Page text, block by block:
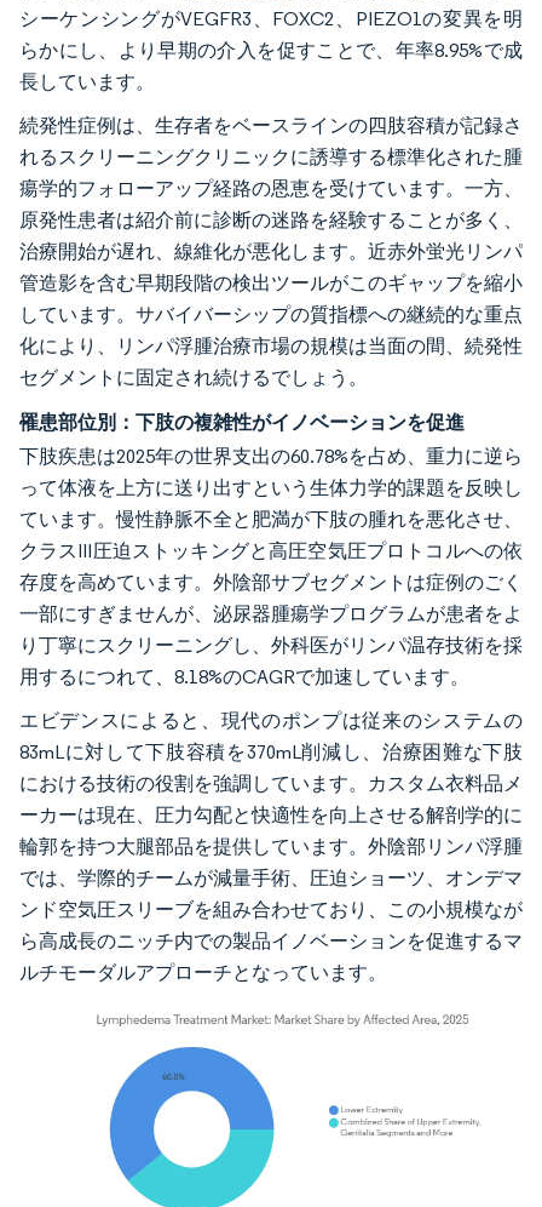
シーケンシングがVEGFR3、FOXC2、PIEZO1の変異を明
らかにし、より早期の介入を促すことで、年率8.95%で成
長しています。
続発性症例は、生存者をベースラインの四肢容積が記録さ
れるスクリーニングクリニックに誘導する標準化された腫
瘍学的フォローアップ経路の恩恵を受けています。一方、
原発性患者は紹介前に診断の迷路を経験することが多く、
治療開始が遅れ、線維化が悪化します。近赤外蛍光リンパ
管造影を含む早期段階の検出ツールがこのギャップを縮小
しています。サバイバーシップの質指標への継続的な重点
化により、リンパ浮腫治療市場の規模は当面の間、続発性
セグメントに固定され続けるでしょう。
罹患部位別：下肢の複雑性がイノベーションを促進
下肢疾患は2025年の世界支出の60.78%を占め、重力に逆ら
って体液を上方に送り出すという生体力学的課題を反映し
ています。慢性静脈不全と肥満が下肢の腫れを悪化させ、
クラスIII圧迫ストッキングと高圧空気圧プロトコルへの依
存度を高めています。外陰部サブセグメントは症例のごく
一部にすぎませんが、泌尿器腫瘍学プログラムが患者をよ
り丁寧にスクリーニングし、外科医がリンパ温存技術を採
用するにつれて、8.18%のCAGRで加速しています。
エビデンスによると、現代のポンプは従来のシステムの
83mLに対して下肢容積を370mL削減し、治療困難な下肢
における技術の役割を強調しています。カスタム衣料品メ
ーカーは現在、圧力勾配と快適性を向上させる解剖学的に
輪郭を持つ大腿部品を提供しています。外陰部リンパ浮腫
では、学際的チームが減量手術、圧迫ショーツ、オンデマ
ンド空気圧スリーブを組み合わせており、この小規模なが
ら高成長のニッチ内での製品イノベーションを促進するマ
ルチモーダルアプローチとなっています。